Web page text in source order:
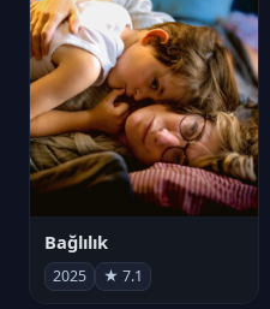
Bağlılık
2025 ★ 7.1